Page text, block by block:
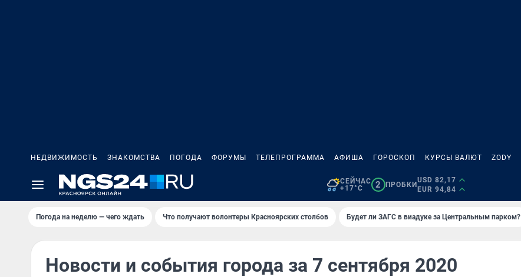
НЕДВИЖИМОСТЬ ЗНАКОМСТВА ПОГОДА ФОРУМЫ ТЕЛЕПРОГРАММА АФИША ГОРОСКОП КУРСЫ ВАЛЮТ ZODY
СЕЙЧАС
+17°C
2 ПРОБКИ
USD 82,17
EUR 94,84
Погода на неделю — чего ждать Что получают волонтеры Красноярских столбов Будет ли ЗАГС в виадуке за Центральным парком?
Новости и события города за 7 сентября 2020